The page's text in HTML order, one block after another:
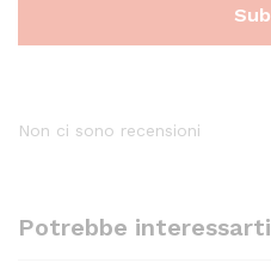
Non ci sono recensioni
Potrebbe interessarti